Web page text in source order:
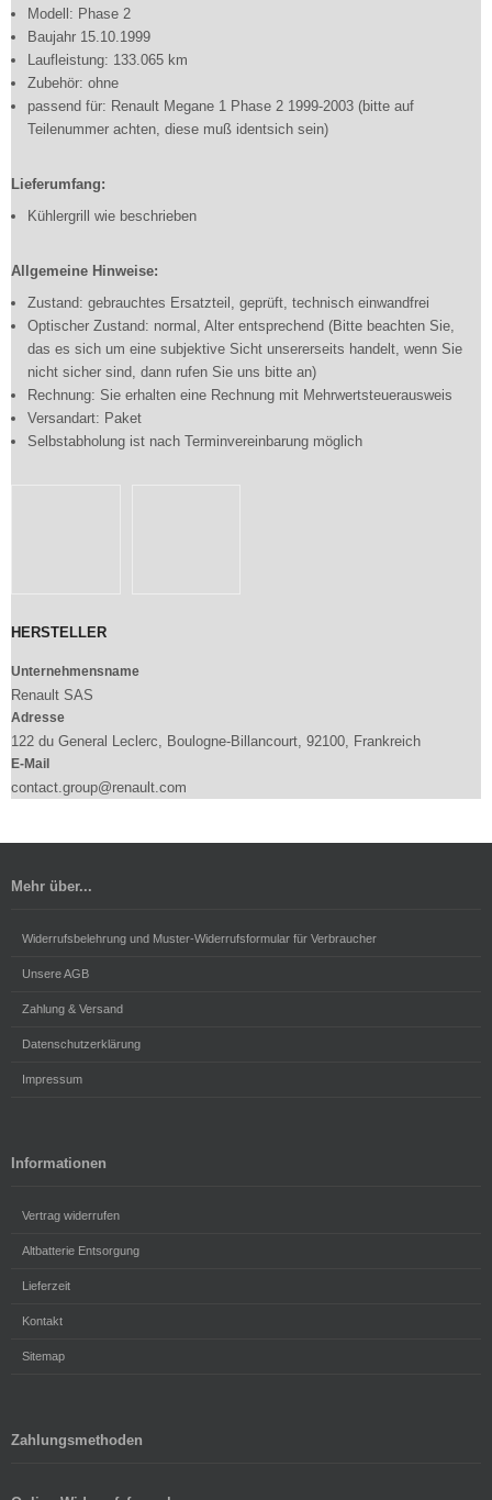
Modell: Phase 2
Baujahr 15.10.1999
Laufleistung: 133.065 km
Zubehör: ohne
passend für: Renault Megane 1 Phase 2 1999-2003 (bitte auf
Teilenummer achten, diese muß identsich sein)
Lieferumfang:
Kühlergrill wie beschrieben
Allgemeine Hinweise:
Zustand: gebrauchtes Ersatzteil, geprüft, technisch einwandfrei
Optischer Zustand: normal, Alter entsprechend (Bitte beachten Sie,
das es sich um eine subjektive Sicht unsererseits handelt, wenn Sie
nicht sicher sind, dann rufen Sie uns bitte an)
Rechnung: Sie erhalten eine Rechnung mit Mehrwertsteuerausweis
Versandart: Paket
Selbstabholung ist nach Terminvereinbarung möglich
HERSTELLER
Unternehmensname
Renault SAS
Adresse
122 du General Leclerc, Boulogne-Billancourt, 92100, Frankreich
E-Mail
contact.group@renault.com
Mehr über...
Widerrufsbelehrung und Muster-Widerrufsformular für Verbraucher
Unsere AGB
Zahlung & Versand
Datenschutzerklärung
Impressum
Informationen
Vertrag widerrufen
Altbatterie Entsorgung
Lieferzeit
Kontakt
Sitemap
Zahlungsmethoden